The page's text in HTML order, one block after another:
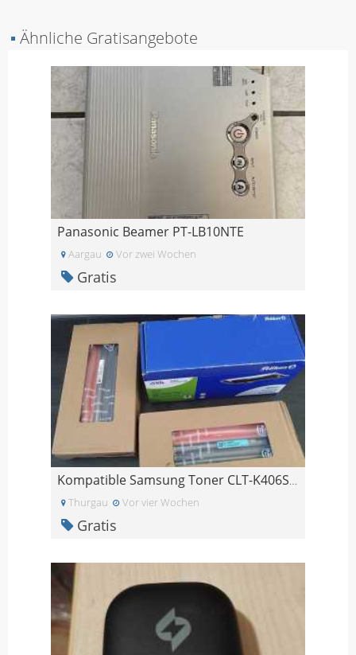
▪ Ähnliche Gratisangebote
Panasonic Beamer PT-LB10NTE
Aargau Vor zwei Wochen
Gratis
Kompatible Samsung Toner CLT-K406S / CLT-C406S
Thurgau Vor vier Wochen
Gratis